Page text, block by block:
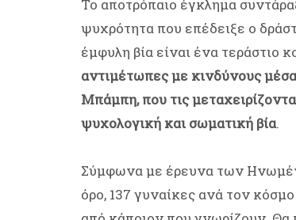
Το αποτρόπαιο έγκλημα
ψυχρότητα που επέδειξε ο
έμφυλη βία είναι ένα τεράστιο
αντιμέτωπες με κινδύνους
Μπάμπη, που τις
ψυχολογική και σωματική βία.
Σύμφωνα με έρευνα των
όρο, 137 γυναίκες ανά τον